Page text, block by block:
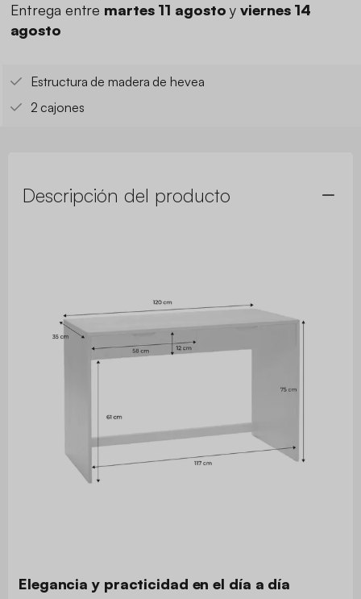
Entrega entre martes 11 agostoyviernes 14
agosto
Estructura de madera de hevea
2 cajones
Descripción del producto
Elegancia y practicidad en el día a día